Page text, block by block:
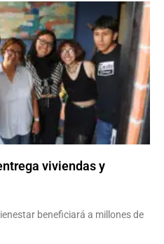
viviendas y
beneficiará a millones de